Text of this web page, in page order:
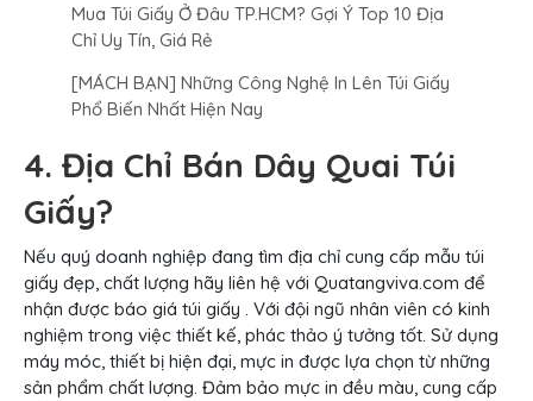
Mua Túi Giấy Ở Đâu TP.HCM? Gợi Ý Top 10 Địa
Chỉ Uy Tín, Giá Rẻ
[MÁCH BẠN] Những Công Nghệ In Lên Túi Giấy
Phổ Biến Nhất Hiện Nay
4. Địa Chỉ Bán Dây Quai Túi
Giấy?
Nếu quý doanh nghiệp đang tìm địa chỉ cung cấp mẫu túi
giấy đẹp, chất lượng hãy liên hệ với Quatangviva.com để
nhận được báo giá túi giấy . Với đội ngũ nhân viên có kinh
nghiệm trong việc thiết kế, phác thảo ý tưởng tốt. Sử dụng
máy móc, thiết bị hiện đại, mực in được lựa chọn từ những
sản phẩm chất lượng. Đảm bảo mực in đều màu, cung cấp